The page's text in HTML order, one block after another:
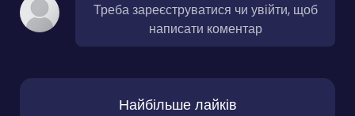
Треба зареєструватися чи увійти, щоб
написати коментар
Найбільше лайків